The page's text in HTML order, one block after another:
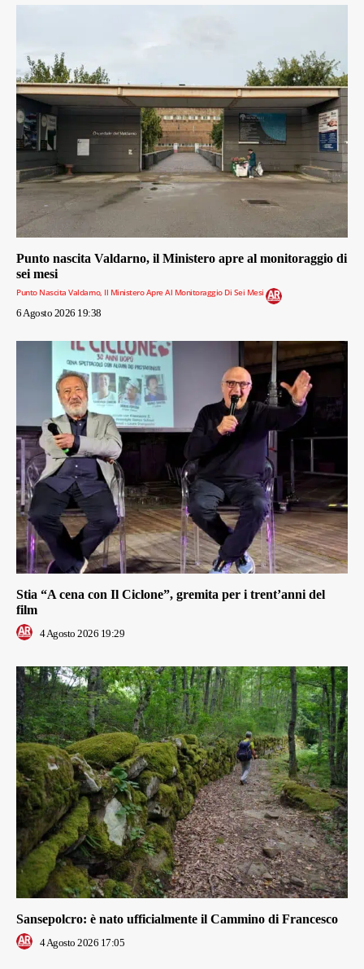
Punto nascita Valdarno, il Ministero apre al monitoraggio di
sei mesi
Punto Nascita Valdarno, Il Ministero Apre Al Monitoraggio Di Sei Mesi
6 Agosto 2026 19:38
Stia “A cena con Il Ciclone”, gremita per i trent’anni del
film
4 Agosto 2026 19:29
Sansepolcro: è nato ufficialmente il Cammino di Francesco
4 Agosto 2026 17:05